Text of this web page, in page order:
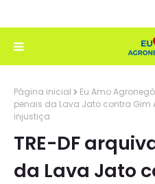
Página inicial Eu Amo
penais da Lava Jato contra Gim
injustiça
TRE-DF
da Lava Jato